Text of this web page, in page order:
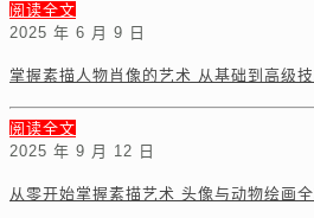
阅读全文
2025 年 6 月 9 日
掌握素描人物肖像的艺术 从基础到高级
阅读全文
2025 年 9 月 12 日
从零开始掌握素描艺术 头像与动物绘画